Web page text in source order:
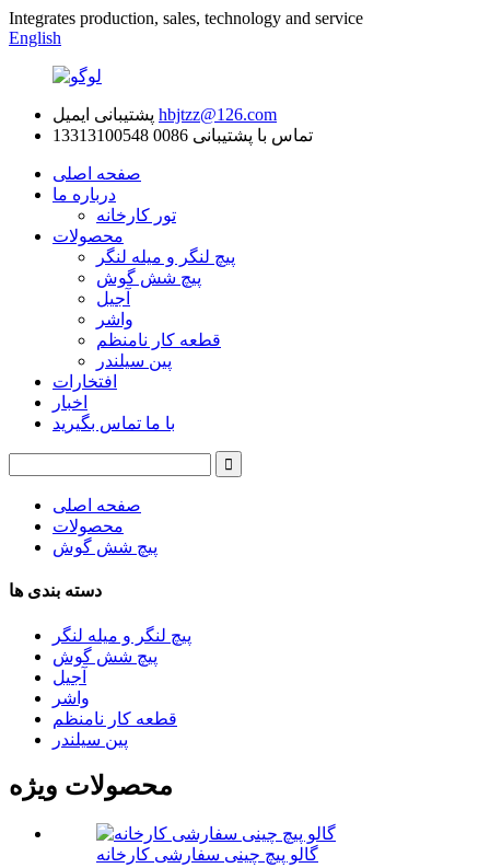
Integrates production, sales, technology and service
English
پشتیبانی ایمیل hbjtzz@126.com
تماس با پشتیبانی 0086 13313100548
صفحه اصلی
درباره ما
تور کارخانه
محصولات
پیچ لنگر و میله لنگر
پیچ شش گوش
آجیل
واشر
قطعه کار نامنظم
پین سیلندر
افتخارات
اخبار
با ما تماس بگیرید
صفحه اصلی
محصولات
پیچ شش گوش
دسته بندی ها
پیچ لنگر و میله لنگر
پیچ شش گوش
آجیل
واشر
قطعه کار نامنظم
پین سیلندر
محصولات ویژه
گالو پیچ چینی سفارشی کارخانه